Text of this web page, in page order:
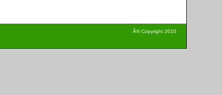
Â© Copyright 2010